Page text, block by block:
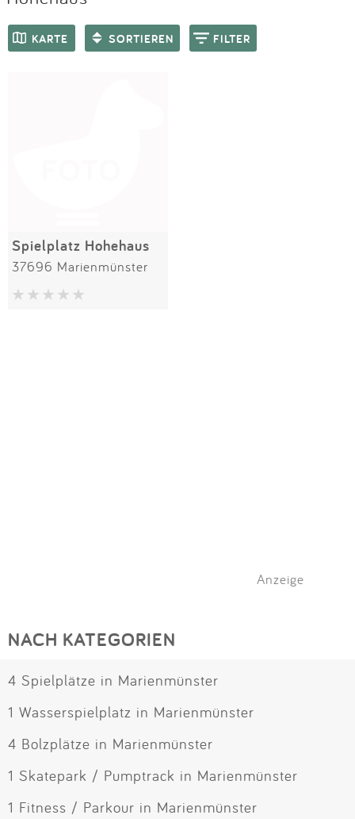
KARTE SORTIEREN FILTER
Spielplatz Hohehaus
37696 Marienmünster
Anzeige
NACH KATEGORIEN
4 Spielplätze in Marienmünster
1 Wasserspielplatz in Marienmünster
4 Bolzplätze in Marienmünster
1 Skatepark / Pumptrack in Marienmünster
1 Fitness / Parkour in Marienmünster